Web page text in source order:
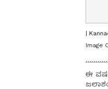
|
Image
ಈ